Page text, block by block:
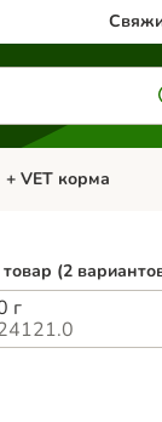
и кролики
меню
+ VET корма
(2
г